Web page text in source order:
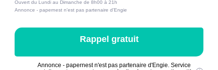
Ouvert du Lundi au Dimanche de 8h00 à 21h
Annonce - papernest n'est pas partenaire d'Engie
Rappel gratuit
Annonce - papernest n'est pas partenaire d'Engie. Service